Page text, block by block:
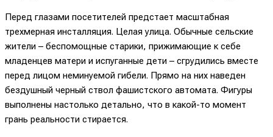
Перед глазами посетителей предстает масштабная
трехмерная инсталляция. Целая улица. Обычные сельские
жители – беспомощные старики, прижимающие к себе
младенцев матери и испуганные дети – сгрудились вместе
перед лицом неминуемой гибели. Прямо на них наведен
бездушный черный ствол фашистского автомата. Фигуры
выполнены настолько детально, что в какой-то момент
грань реальности стирается.